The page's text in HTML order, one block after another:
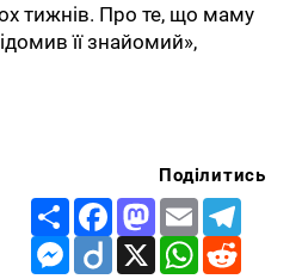
тижнів. Про те, що маму
її знайомий»,
Поділитись
Share FacebookMastodon
Email
Messenger
Diigo X WhatsApp